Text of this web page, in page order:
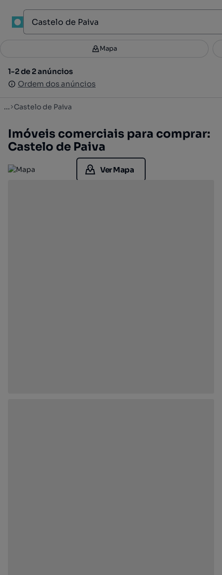
Filtros 2
1-2 de 2 anúncios
Ordem dos anúncios
Mapa
1-2 de 2 anúncios
Ordem dos anúncios
... Castelo de Paiva
Imóveis comerciais para comprar:
Castelo de Paiva
Ver Mapa